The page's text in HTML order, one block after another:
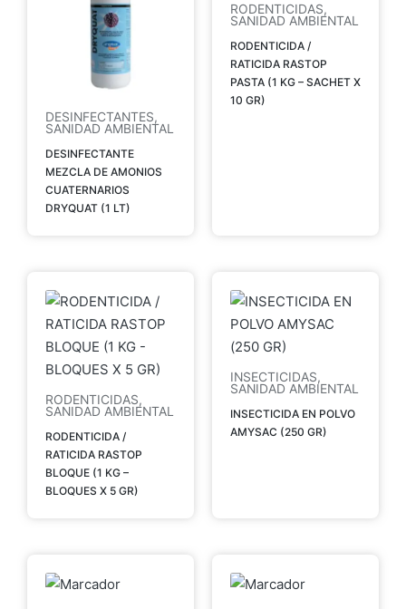
DESINFECTANTES,
SANIDAD AMBIENTAL
DESINFECTANTE
MEZCLA DE AMONIOS
CUATERNARIOS
DRYQUAT (1 LT)
RODENTICIDAS,
SANIDAD AMBIENTAL
RODENTICIDA /
RATICIDA RASTOP
PASTA (1 KG – SACHET X
10 GR)
RODENTICIDAS,
SANIDAD AMBIENTAL
RODENTICIDA /
RATICIDA RASTOP
BLOQUE (1 KG –
BLOQUES X 5 GR)
INSECTICIDAS,
SANIDAD AMBIENTAL
INSECTICIDA EN POLVO
AMYSAC (250 GR)